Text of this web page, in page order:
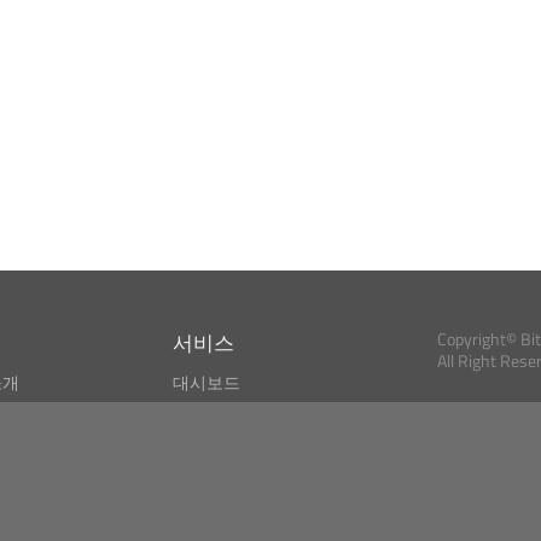
서비스
대시보드
Copyright©
All Right